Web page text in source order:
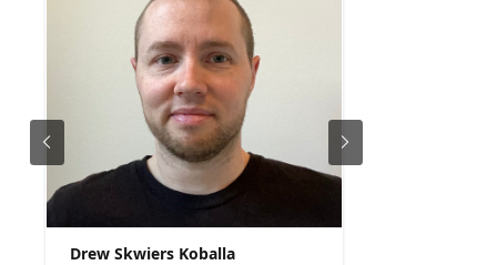
Drew Skwiers Koballa